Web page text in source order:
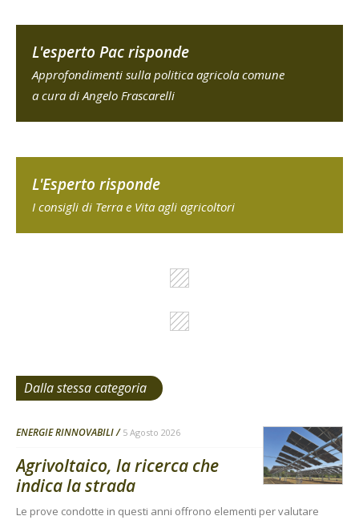
L'esperto Pac risponde
Approfondimenti sulla politica agricola comune
a cura di Angelo Frascarelli
L'Esperto risponde
I consigli di Terra e Vita agli agricoltori
Dalla stessa categoria
ENERGIE RINNOVABILI 5 Agosto 2026
Agrivoltaico, la ricerca che
indica la strada
Le prove condotte in questi anni offrono elementi per valutare